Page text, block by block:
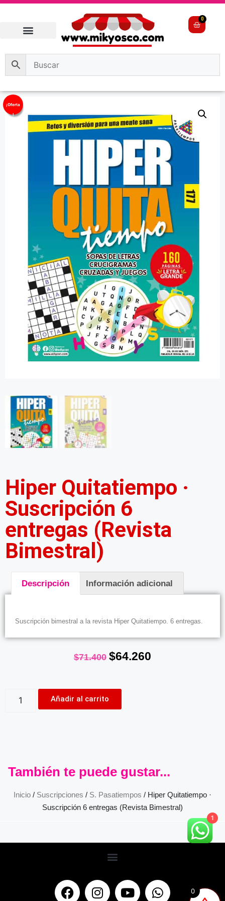
0
¡Oferta
!
Hiper Quitatiempo ·
Suscripción 6
entregas (Revista
Bimestral)
Descripción Información adicional
Suscripción bimestral a la revista Hiper Quitatiempo. 6 entregas.
$71.400 $64.260
Añadir al carrito
También te puede gustar...
Inicio / Suscripciones / S. Pasatiempos / Hiper Quitatiempo ·
Suscripción 6 entregas (Revista Bimestral)
0
1